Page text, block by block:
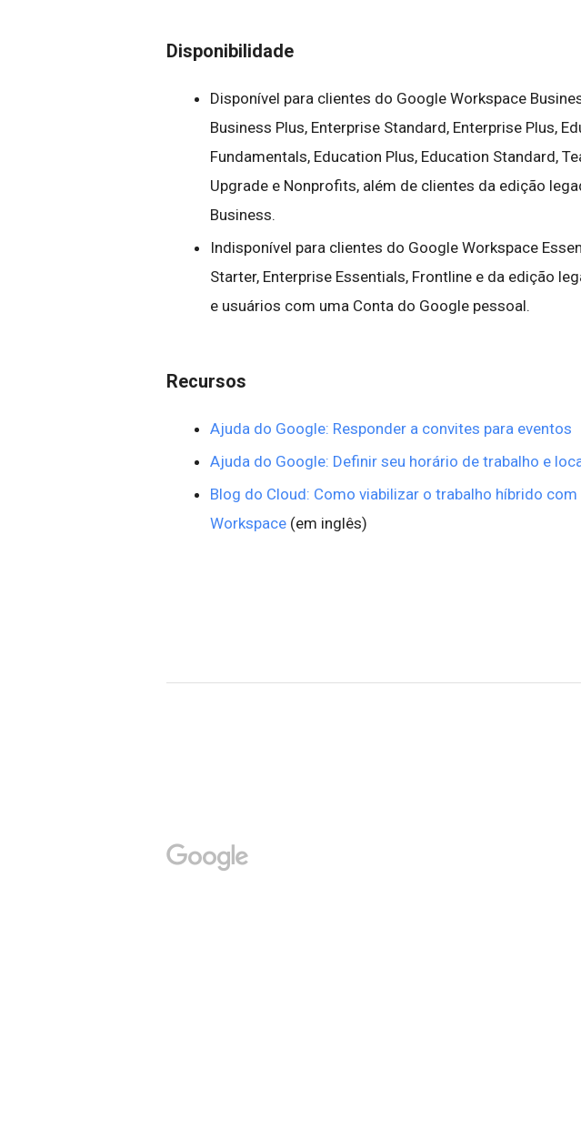
Disponibilidade
Disponível para clientes do Google Workspace
Business Plus, Enterprise Standard, Enterprise Plus,
Fundamentals, Education Plus, Education Standard,
Upgrade e Nonprofits, além de clientes da edição
Business.
Indisponível para clientes do Google Workspace
Starter, Enterprise Essentials, Frontline e da edição
e usuários com uma Conta do Google pessoal.
Recursos
Ajuda do Google: Responder a convites para eventos
Ajuda do Google: Definir seu horário de trabalho e
Blog do Cloud: Como viabilizar o trabalho híbrido
Workspace (em inglês)